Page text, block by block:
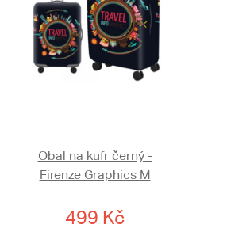
Obal na kufr černý -
Firenze Graphics M
499 Kč